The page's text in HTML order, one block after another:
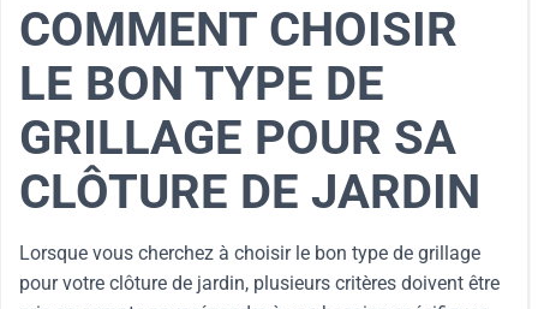
COMMENT CHOISIR
LE BON TYPE DE
GRILLAGE POUR SA
CLÔTURE DE JARDIN
Lorsque vous cherchez à choisir le bon type de grillage
pour votre clôture de jardin, plusieurs critères doivent être